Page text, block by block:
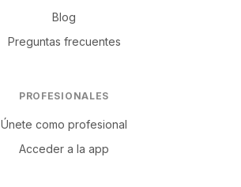
Blog
Preguntas frecuentes
PROFESIONALES
Únete como profesional
Acceder a la app